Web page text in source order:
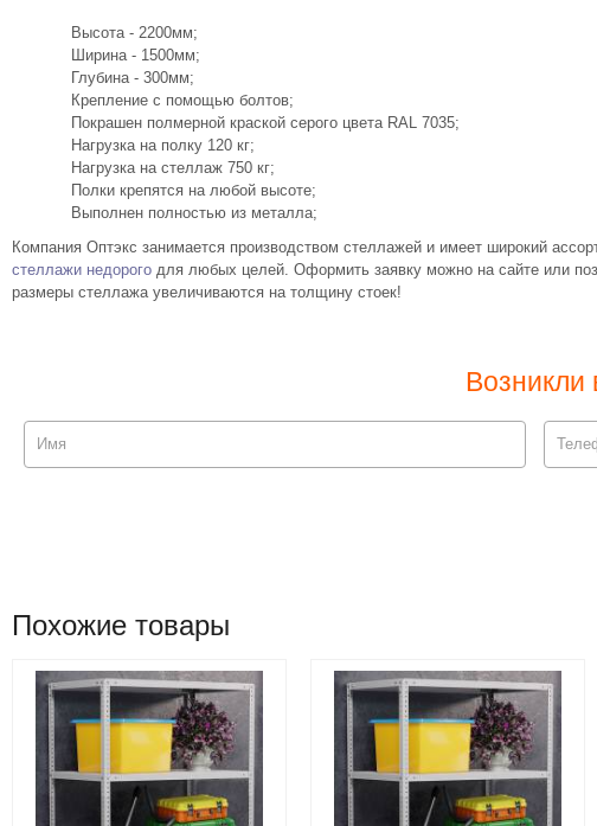
Высота - 2200мм;
Ширина - 1500мм;
Глубина - 300мм;
Крепление с помощью болтов;
Покрашен полмерной краской серого цвета RAL 7035;
Нагрузка на полку 120 кг;
Нагрузка на стеллаж 750 кг;
Полки крепятся на любой высоте;
Выполнен полностью из металла;
Компания Оптэкс занимается производством стеллажей и имеет широкий
стеллажи недорого для любых целей. Оформить заявку можно на сайте или
размеры стеллажа увеличиваются на толщину стоек!
Возникли
Похожие товары